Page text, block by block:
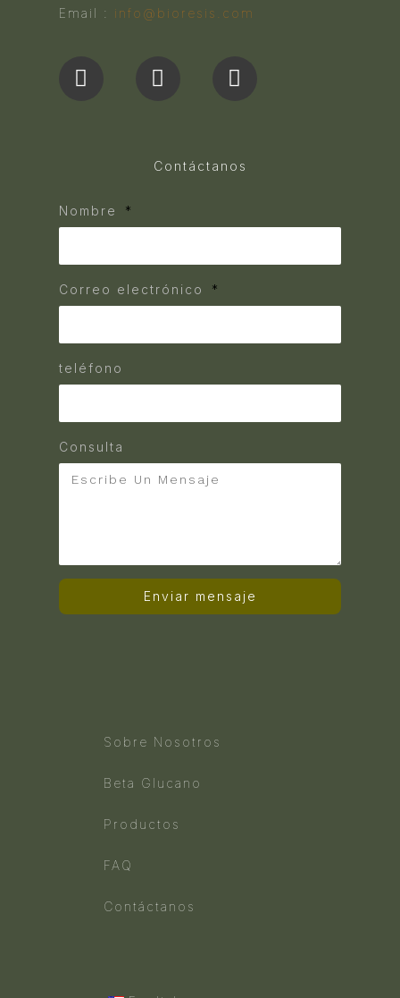
Email : info@bioresis.com
Contáctanos
Nombre
Correo electrónico
teléfono
Consulta
Enviar mensaje
Sobre Nosotros
Beta Glucano
Productos
FAQ
Contáctanos